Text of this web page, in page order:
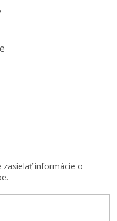
zasielať informácie o